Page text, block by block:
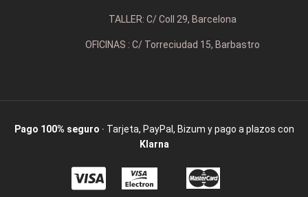
TALLER: C/ Coll 29, Barcelona
OFICINAS : C/ Torreciudad 15, Barbastro
Pago 100% seguro · Tarjeta, PayPal, Bizum y pago a plazos con
Klarna